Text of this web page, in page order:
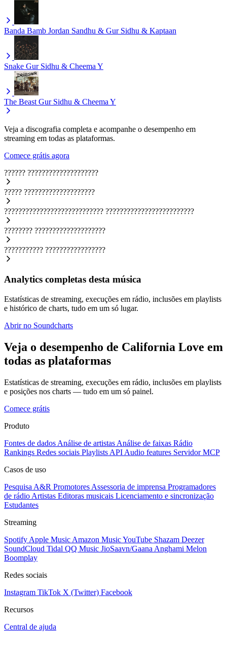
Banda Bamb Jordan Sandhu & Gur Sidhu & Kaptaan
Snake Gur Sidhu & Cheema Y
The Beast Gur Sidhu & Cheema Y
Veja a discografia completa e acompanhe o desempenho em
streaming em todas as plataformas.
Comece grátis agora
?????? ????????????????????
????? ????????????????????
???????????????????????????? ?????????????????????????
???????? ????????????????????
??????????? ?????????????????
Analytics completas desta música
Estatísticas de streaming, execuções em rádio, inclusões em playlists
e histórico de charts, tudo em um só lugar.
Abrir no Soundcharts
Veja o desempenho de California Love em
todas as plataformas
Estatísticas de streaming, execuções em rádio, inclusões em playlists
e posições nos charts — tudo em um só painel.
Comece grátis
Produto
Fontes de dados Análise de artistas Análise de faixas Rádio
Rankings Redes sociais Playlists API Audio features Servidor MCP
Casos de uso
Pesquisa A&R Promotores Assessoria de imprensa Programadores
de rádio Artistas Editoras musicais Licenciamento e sincronização
Estudantes
Streaming
Spotify Apple Music Amazon MusicYouTube Shazam Deezer
SoundCloud Tidal QQ Music JioSaavn/Gaana Anghami Melon
Boomplay
Redes sociais
Instagram TikTok X (Twitter) Facebook
Recursos
Central de ajuda